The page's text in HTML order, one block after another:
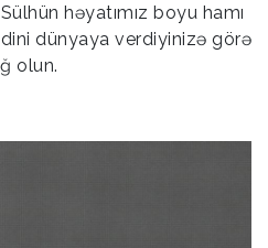
həyatımız boyu hamı
dünyaya verdiyinizə görə
olun.